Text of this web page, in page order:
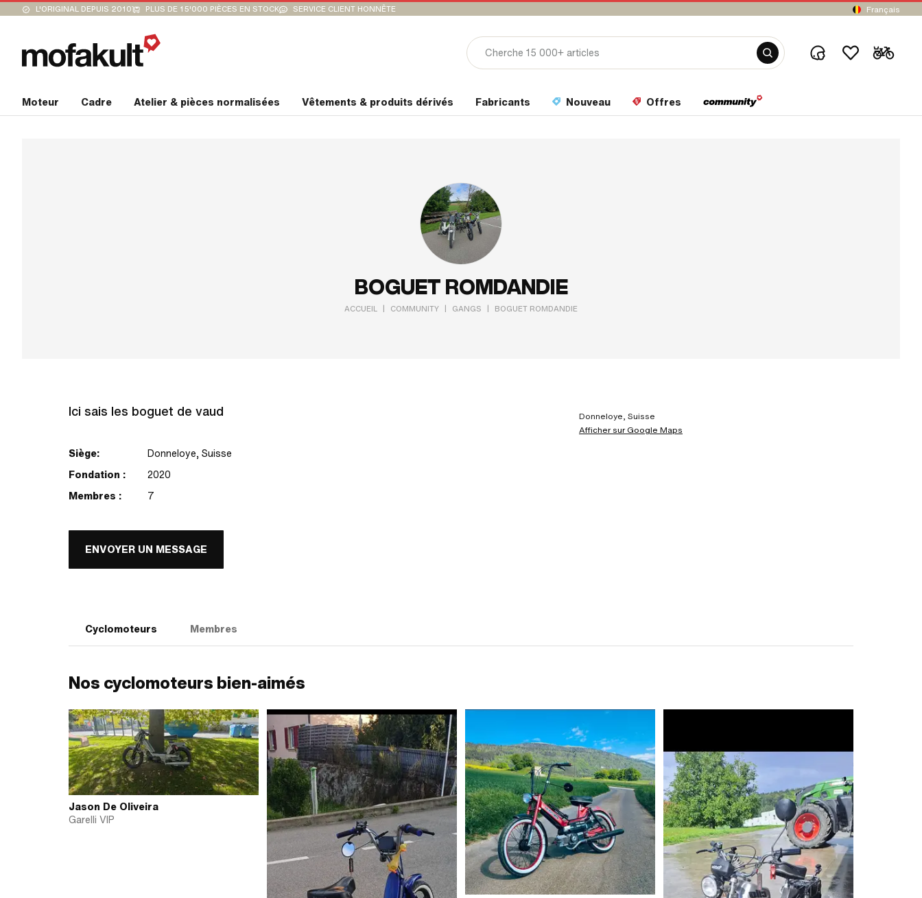
L'ORIGINAL DEPUIS 2010 PLUS DE 15'000 PIÈCES EN STOCK SERVICE CLIENT HONNÊTE Français
Moteur Cadre Atelier & pièces normalisées Vêtements & produits dérivés Fabricants Nouveau Offres
BOGUET ROMDANDIE
ACCUEIL | COMMUNITY | GANGS | BOGUET ROMDANDIE
Ici sais les boguet de vaud
Siège:
Donneloye, Suisse
Fondation :
2020
Membres :
7
ENVOYER UN MESSAGE
Donneloye, Suisse
Afficher sur Google Maps
Cyclomoteurs Membres
Nos cyclomoteurs bien-aimés
Jason De Oliveira
Garelli VIP